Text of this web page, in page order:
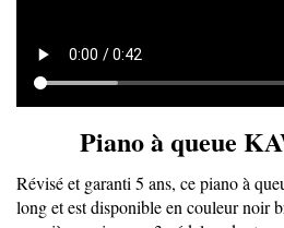
Piano à queue
Révisé et garanti 5 ans, ce piano à
long et est disponible en couleur noir